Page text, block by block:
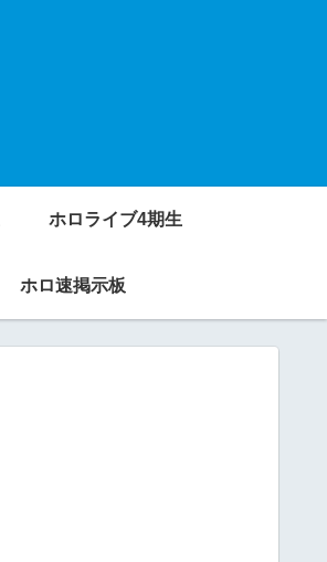
ホロライブ4期生
ホロ速掲示板